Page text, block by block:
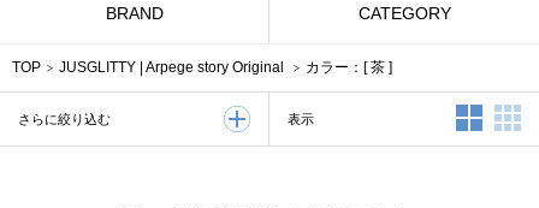
BRAND CATEGORY
TOP JUSGLITTY Arpege story Original カラー：[茶 ]
さらに絞り込む 表示 2列表示